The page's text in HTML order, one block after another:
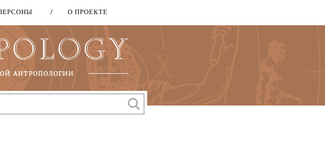
О ПРОЕКТЕ